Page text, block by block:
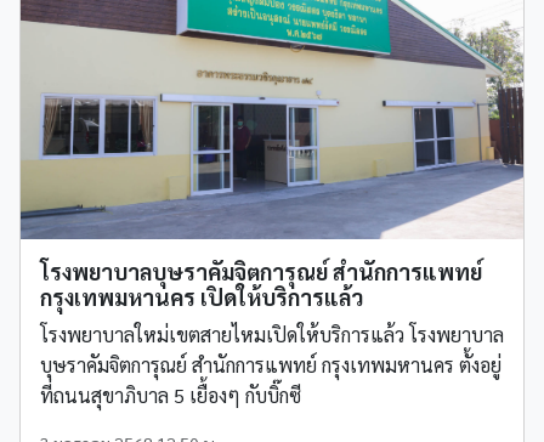
โรงพยาบาลบุษราคัมจิตการุณย์ สำนักการแพทย์
กรุงเทพมหานคร เปิดให้บริการแล้ว
โรงพยาบาลใหม่เขตสายไหมเปิดให้บริการแล้ว โรงพยาบาล
บุษราคัมจิตการุณย์ สำนักการแพทย์ กรุงเทพมหานคร ตั้งอยู่
ที่ถนนสุขาภิบาล 5 เยื้องๆ กับบิ๊กซี